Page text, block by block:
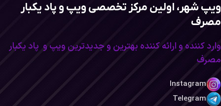
ویپ شهر، اولین مرکز تخصصی ویپ و پاد یکبار
مصرف
وارد کننده و ارائه کننده بهترین و جدیدترین ویپ و پاد یکبار
مصرف
Instagram
Telegram